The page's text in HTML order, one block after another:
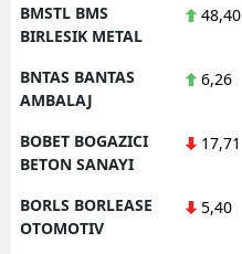
BMSTL BMS
BIRLESIK METAL
48,40
BNTAS BANTAS
AMBALAJ
6,26
BOBET BOGAZICI
BETON SANAYI
17,71
BORLS BORLEASE
OTOMOTIV
5,40